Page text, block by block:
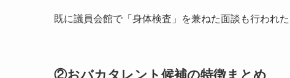
既に議員会館で「身体検査」を兼ねた面談も行われ
②おバカタレント候補の特徴まとめ